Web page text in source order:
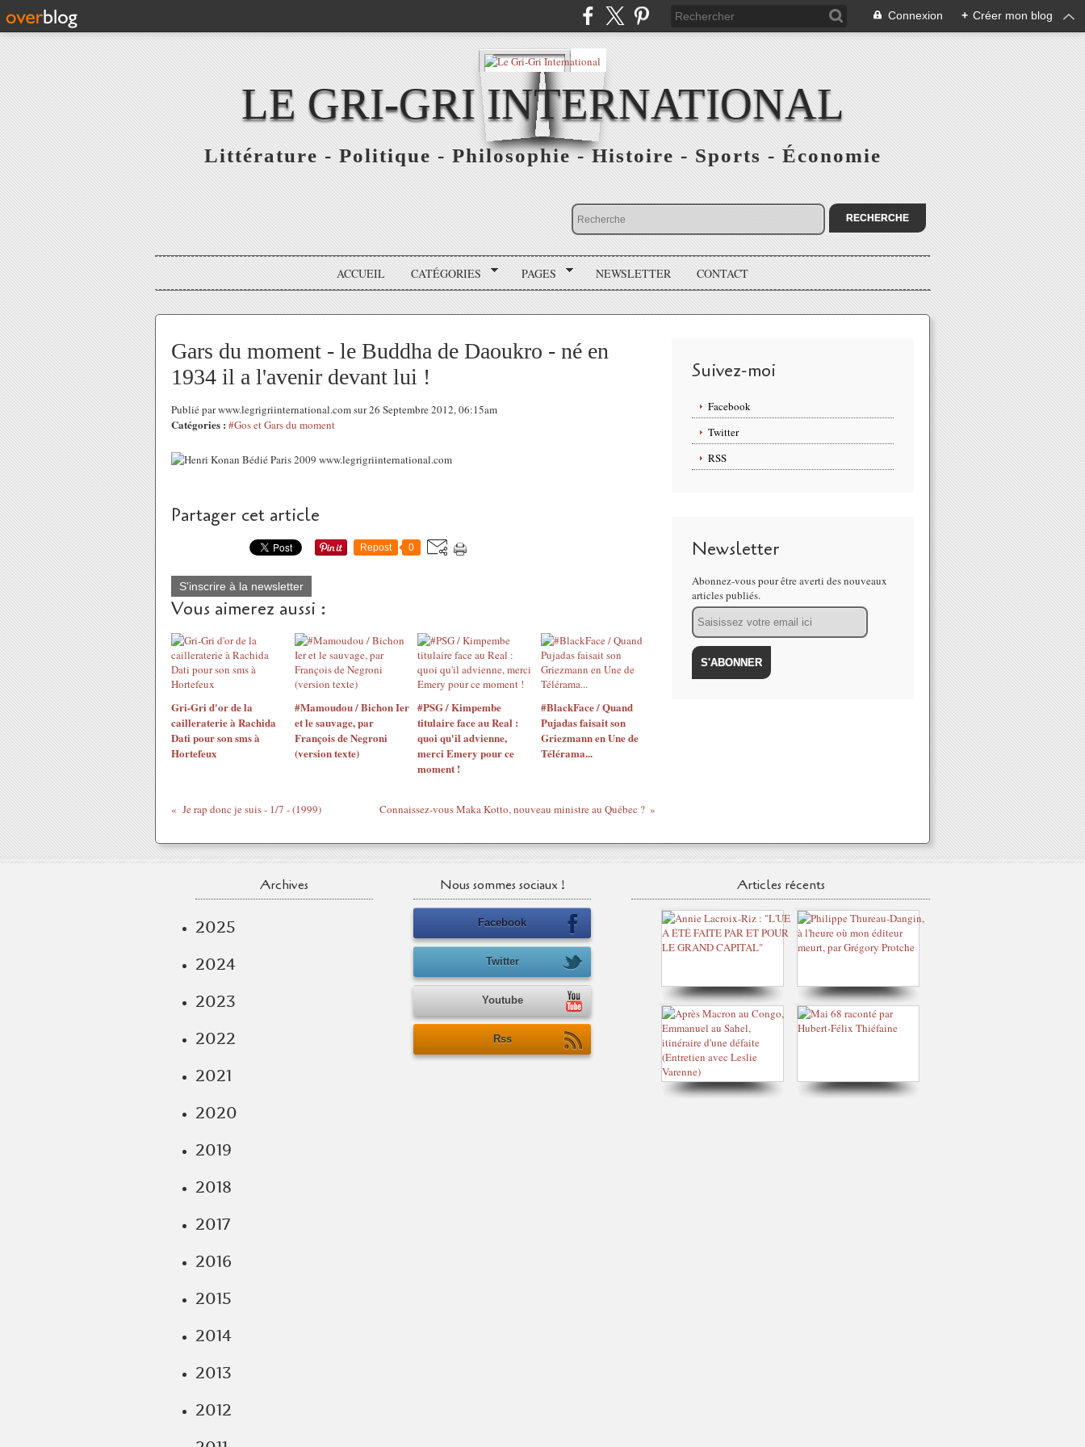
Connexion + Créer mon blog
LE GRI-GRI INTERNATIONAL
Littérature - Politique - Philosophie - Histoire - Sports - Économie
ACCUEIL CATÉGORIES PAGES NEWSLETTER CONTACT
Gars du moment - le Buddha de Daoukro - né en
1934 il a l'avenir devant lui !
Publié par www.legrigriinternational.com sur 26 Septembre 2012, 06:15am
Catégories : #Gos et Gars du moment
Partager cet article
Repost 0
S'inscrire à la newsletter
Vous aimerez aussi :
Gri-Gri d'or de la
cailleraterie à Rachida
Dati pour son sms à
Hortefeux
#Mamoudou / Bichon Ier
et le sauvage, par
François de Negroni
(version texte)
#PSG / Kimpembe
titulaire face au Real :
quoi qu'il advienne,
merci Emery pour ce
moment !
#BlackFace / Quand
Pujadas faisait son
Griezmann en Une de
Télérama...
Je rap donc je suis - 1/7 - (1999) Connaissez-vous Maka Kotto, nouveau ministre au Québec ?
Suivez-moi
Facebook
Twitter
RSS
Newsletter
Abonnez-vous pour être averti des nouveaux
articles publiés.
Email
Archives
2025
2024
2023
2022
2021
2020
2019
2018
2017
2016
2015
2014
2013
2012
Nous sommes sociaux !
Facebook
Twitter
Youtube
Rss
Articles récents